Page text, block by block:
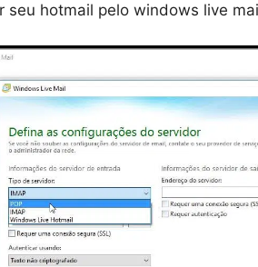
seu hotmail pelo windows live